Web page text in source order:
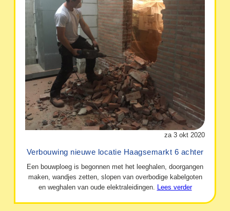
za 3 okt 2020
Verbouwing nieuwe locatie Haagsemarkt 6 achter
Een bouwploeg is begonnen met het leeghalen, doorgangen
maken, wandjes zetten, slopen van overbodige kabelgoten
en weghalen van oude elektraleidingen. Lees verder